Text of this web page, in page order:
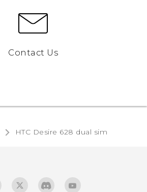
Contact Us
HTC Desire 628 dual sim‎